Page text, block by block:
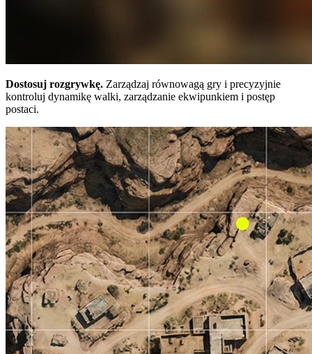
Dostosuj rozgrywkę. Zarządzaj równowagą gry i precyzyjnie
kontroluj dynamikę walki, zarządzanie ekwipunkiem i postęp
postaci.